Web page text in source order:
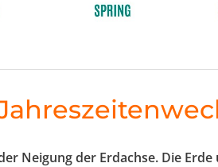
Neigung der Erdachse. Die